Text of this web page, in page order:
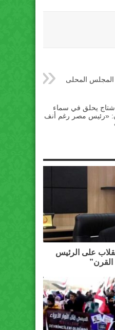
المجلس المحلى
يحلق في سماء
«رئيس مصر رغم أنف
على الرئيس